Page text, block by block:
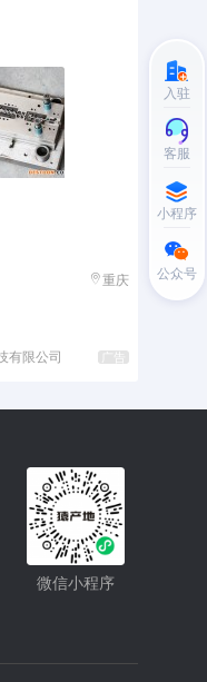
重庆
有限公司 广告
微信小程序
入驻
客服
小程序
公众号